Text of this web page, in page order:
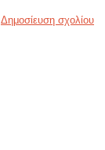
Δημοσίευση σχολίου